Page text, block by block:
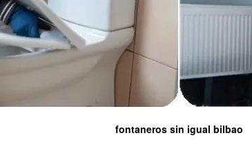
fontaneros sin igual bilbao